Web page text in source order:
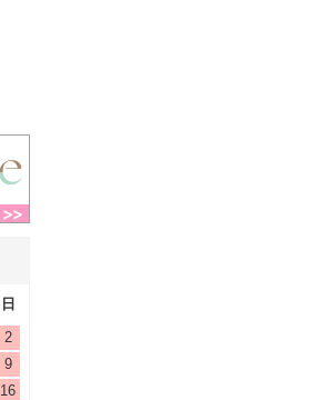
日
2
9
16